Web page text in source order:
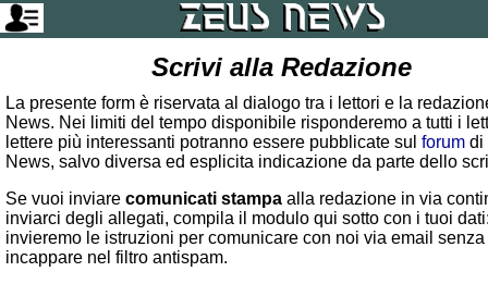
Scrivi alla Redazione
La presente form è riservata al dialogo tra i lettori e la
News. Nei limiti del tempo disponibile risponderemo a tutti i
lettere più interessanti potranno essere pubblicate sul forum di
News, salvo diversa ed esplicita indicazione da parte dello
Se vuoi inviare comunicati stampa alla redazione in via
inviarci degli allegati, compila il modulo qui sotto con i tuoi
invieremo le istruzioni per comunicare con noi via email senza
incappare nel filtro antispam.